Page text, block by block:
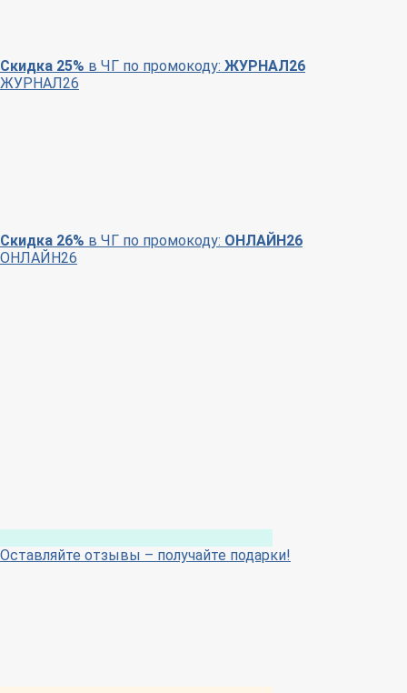
Скидка 25% в ЧГ по промокоду: ЖУРНАЛ26
ЖУРНАЛ26
Скидка 26% в ЧГ по промокоду: ОНЛАЙН26
ОНЛАЙН26
Оставляйте отзывы – получайте подарки!